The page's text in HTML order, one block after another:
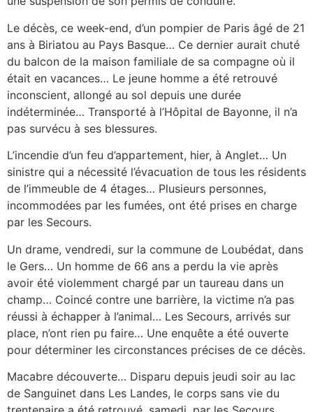
Le décès, ce week-end, d’un pompier de Paris âgé de 21
ans à Biriatou au Pays Basque… Ce dernier aurait chuté
du balcon de la maison familiale de sa compagne où il
était en vacances… Le jeune homme a été retrouvé
inconscient, allongé au sol depuis une durée
indéterminée… Transporté à l’Hôpital de Bayonne, il n’a
pas survécu à ses blessures.
L’incendie d’un feu d’appartement, hier, à Anglet… Un
sinistre qui a nécessité l’évacuation de tous les résidents
de l’immeuble de 4 étages… Plusieurs personnes,
incommodées par les fumées, ont été prises en charge
par les Secours.
Un drame, vendredi, sur la commune de Loubédat, dans
le Gers… Un homme de 66 ans a perdu la vie après
avoir été violemment chargé par un taureau dans un
champ… Coincé contre une barrière, la victime n’a pas
réussi à échapper à l’animal… Les Secours, arrivés sur
place, n’ont rien pu faire… Une enquête a été ouverte
pour déterminer les circonstances précises de ce décès.
Macabre découverte… Disparu depuis jeudi soir au lac
de Sanguinet dans Les Landes, le corps sans vie du